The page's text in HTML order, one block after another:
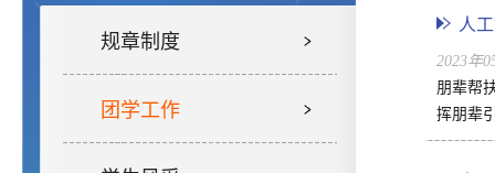
规章制度
团学工作
人
2023年
朋辈帮
挥朋辈